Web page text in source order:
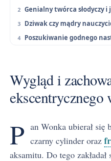
Genialny twórca słodyczy i
Dziwak czy mądry
Poszukiwanie godnego
Wygląd i
ekscentrycznego
P an Wonka ubierał się
czarny cylinder oraz
aksamitu. Do tego